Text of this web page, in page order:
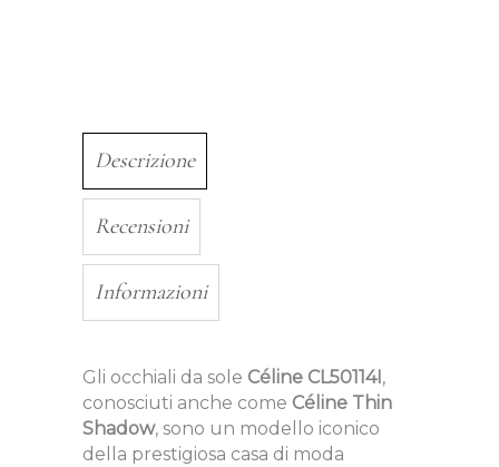
Descrizione
Recensioni
Informazioni
Gli occhiali da sole Céline CL50114I ,
conosciuti anche come Céline Thin
Shadow, sono un modello iconico
della prestigiosa casa di moda